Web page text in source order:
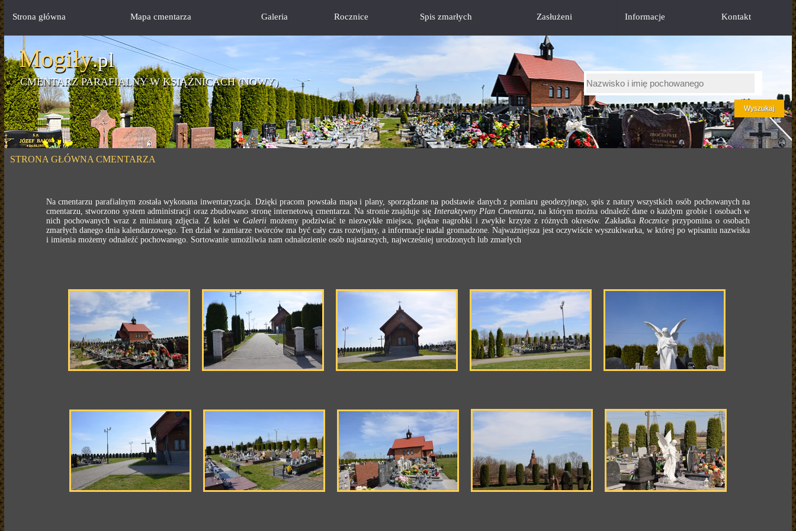
Mogiły.pl
CMENTARZ PARAFIALNY W KSIĄŻNICACH (NOWY)
Strona główna Mapa cmentarza Galeria Rocznice Spis zmarłych Zasłużeni Informacje Kontakt
STRONA GŁÓWNA CMENTARZA
Na cmentarzu parafialnym została wykonana inwentaryzacja. Dzięki pracom powstała mapa i plany, sporządzane na podstawie danych z pomiaru geodezyjnego, spis z natury wszystkich osób pochowanych na
cmentarzu, stworzono system administracji oraz zbudowano stronę internetową cmentarza. Na stronie znajduje się Interaktywny Plan Cmentarza, na którym można odnaleźć dane o każdym grobie i osobach w
nich pochowanych wraz z miniaturą zdjęcia. Z kolei w Galeriimożemy podziwiać te niezwykłe miejsca, piękne nagrobki i zwykłe krzyże z różnych okresów. ZakładkaRocznice przypomina o osobach
zmarłych danego dnia kalendarzowego. Ten dział w zamiarze twórców ma być cały czas rozwijany, a informacje nadal gromadzone. Najważniejsza jest oczywiście wyszukiwarka, w której po wpisaniu nazwiska
i imienia możemy odnaleźć pochowanego. Sortowanie umożliwia nam odnalezienie osób najstarszych, najwcześniej urodzonych lub zmarłych